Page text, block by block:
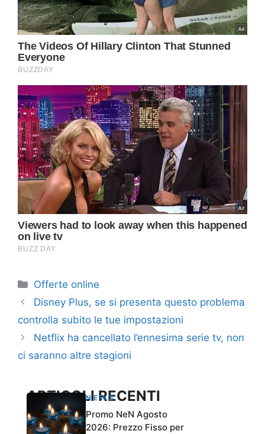
Categorie
Offerte online
Disney Plus, se si presenta questo problema
controlla subito le tue impostazioni
Netflix ha cancellato l’ennesima serie tv, non
ci saranno altre stagioni
ARTICOLI RECENTI
NEWS
Promo NeN Agosto
2026: Prezzo Fisso per